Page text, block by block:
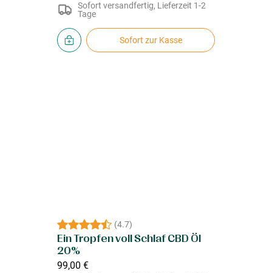
Sofort versandfertig, Lieferzeit 1-2
Tage
Sofort zur Kasse
(4.7)
Ein Tropfen voll Schlaf CBD Öl
20%
99,00 €